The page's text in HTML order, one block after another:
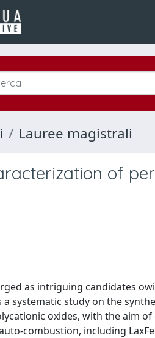
Lauree magistrali
of
as intriguing candidates
systematic study on the
oxides, with the aim
combustion, including